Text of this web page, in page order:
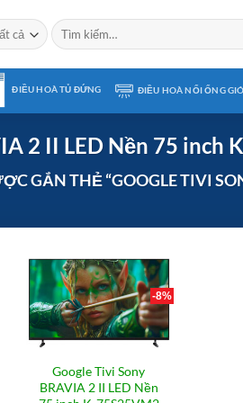
Tìm
kiếm:
ĐIỀU HOÀ TỦ ĐỨNG ĐIỀU HOÀ NỐI ỐNG GIÓ
2 II LED Nền 75 inch
GẮN THẺ “GOOGLE TIVI
-8%
Google Tivi Sony
BRAVIA 2 II LED Nền